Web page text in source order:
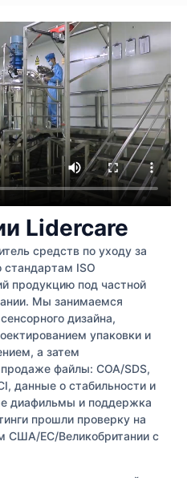
Lidercare
средств по уходу за
стандартам ISO
продукцию под частной
Мы занимаемся
дизайна,
упаковки и
а затем
файлы: COA/SDS,
данные о стабильности и
диафильмы и поддержка
прошли проверку на
США/ЕС/Великобритании с